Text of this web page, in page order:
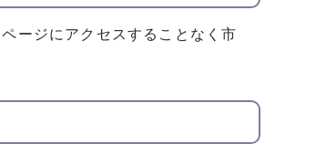
ージにアクセスすることなく市